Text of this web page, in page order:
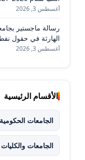
أغسطس 3, 2026
رسالة ماجستير
الهارثة في حقول
أغسطس 3, 2026
الأقسام الرئيسية
الجامعات الحكومية
الجامعات والكليات